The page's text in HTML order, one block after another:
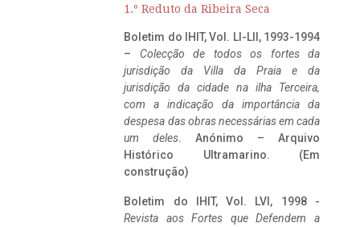
1.º Reduto da Ribeira Seca
Boletim do IHIT, Vol. LI-LII, 1993-1994
– Colecção de todos os fortes da
jurisdição da Villa da Praia e da
jurisdição da cidade na ilha Terceira,
com a indicação da importância da
despesa das obras necessárias em cada
um deles. Anónimo – Arquivo
Histórico Ultramarino. (Em
construção)
Boletim do IHIT, Vol. LVI, 1998 -
Revista aos Fortes que Defendem a